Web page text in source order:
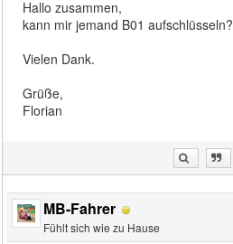
Hallo zusammen,
kann mir jemand B01 aufschlüsseln?
Vielen Dank.
Grüße,
Florian
MB-Fahrer
Fühlt sich wie zu Hause